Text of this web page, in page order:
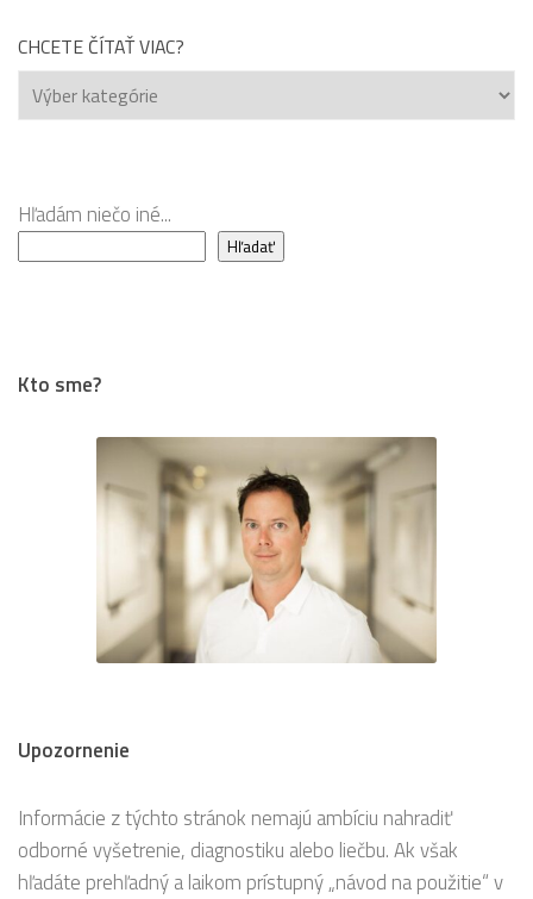
CHCETE ČÍTAŤ VIAC?
Chcete
čítať
Hľadám niečo iné...
Hľadať
Kto sme?
Upozornenie
Informácie z týchto stránok nemajú ambíciu nahradiť
odborné vyšetrenie, diagnostiku alebo liečbu. Ak však
hľadáte prehľadný a laikom prístupný „návod na použitie“ v